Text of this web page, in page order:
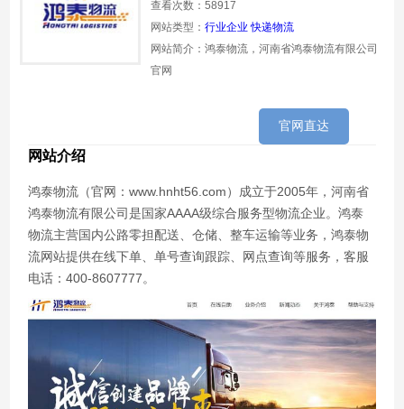
查看次数：58917
网站类型：行业企业 快递物流
网站简介：鸿泰物流，河南省鸿泰物流有限公司
官网
官网直达
网站介绍
鸿泰物流（官网：www.hnht56.com）成立于2005年，河南省
鸿泰物流有限公司是国家AAAA级综合服务型物流企业。鸿泰
物流主营国内公路零担配送、仓储、整车运输等业务，鸿泰物
流网站提供在线下单、单号查询跟踪、网点查询等服务，客服
电话：400-8607777。